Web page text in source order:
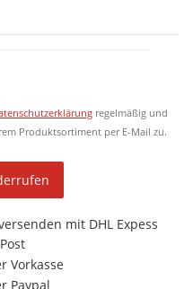
regelmäßig und
Produktsortiment per E-Mail zu.